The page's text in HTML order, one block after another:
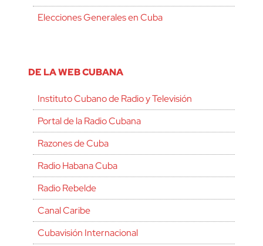
Elecciones Generales en Cuba
DE LA WEB CUBANA
Instituto Cubano de Radio y Televisión
Portal de la Radio Cubana
Razones de Cuba
Radio Habana Cuba
Radio Rebelde
Canal Caribe
Cubavisión Internacional